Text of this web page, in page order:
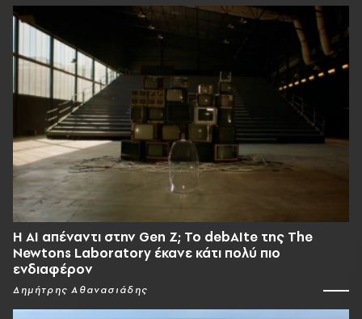
Η AI απέναντι στην Gen Z; Το debAIte της The
Newtons Laboratory έκανε κάτι πολύ πιο
ενδιαφέρον
Δημήτρης Αθανασιάδης